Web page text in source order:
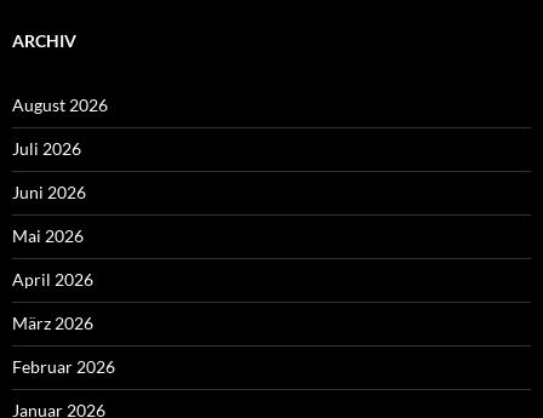
ARCHIV
August 2026
Juli 2026
Juni 2026
Mai 2026
April 2026
März 2026
Februar 2026
Januar 2026